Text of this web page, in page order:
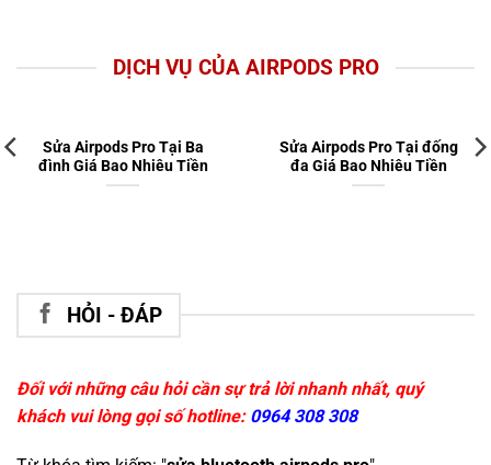
DỊCH VỤ CỦA AIRPODS PRO
Sửa Airpods Pro Tại Ba
đình Giá Bao Nhiêu Tiền
Sửa Airpods Pro Tại đống
đa Giá Bao Nhiêu Tiền
HỎI - ĐÁP
Đối với những câu hỏi cần sự trả lời nhanh nhất, quý
khách vui lòng gọi số hotline: 0964 308 308